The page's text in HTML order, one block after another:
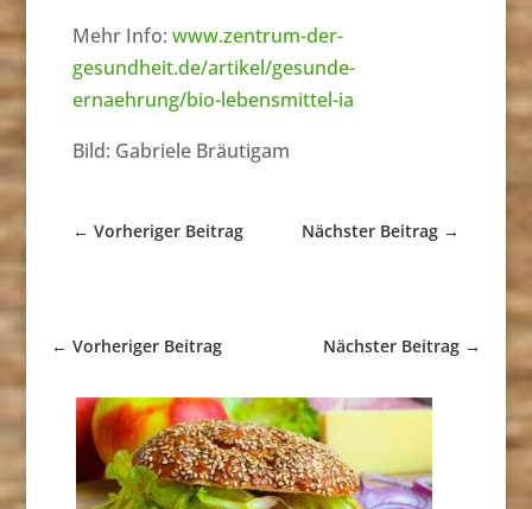
Mehr Info: www.zentrum-der-
gesundheit.de/artikel/gesunde-
ernaehrung/bio-lebensmittel-ia
Bild: Gabriele Bräutigam
← Vorheriger Beitrag Nächster Beitrag →
← Vorheriger Beitrag Nächster Beitrag →